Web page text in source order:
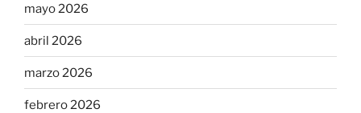
mayo 2026
abril 2026
marzo 2026
febrero 2026